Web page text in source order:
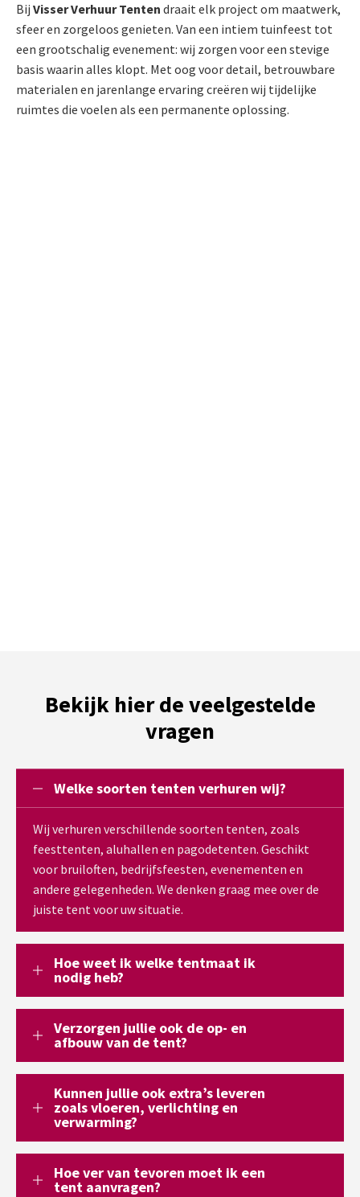
Bij Visser Verhuur Tenten draait elk project om maatwerk,
sfeer en zorgeloos genieten. Van een intiem tuinfeest tot
een grootschalig evenement: wij zorgen voor een stevige
basis waarin alles klopt. Met oog voor detail, betrouwbare
materialen en jarenlange ervaring creëren wij tijdelijke
ruimtes die voelen als een permanente oplossing.
Bekijk hier de veelgestelde
vragen
Welke soorten tenten verhuren wij?
Wij verhuren verschillende soorten tenten, zoals
feesttenten, aluhallen en pagodetenten. Geschikt
voor bruiloften, bedrijfsfeesten, evenementen en
andere gelegenheden. We denken graag mee over de
juiste tent voor uw situatie.
Hoe weet ik welke tentmaat ik
nodig heb?
Verzorgen jullie ook de op- en
afbouw van de tent?
Kunnen jullie ook extra’s leveren
zoals vloeren, verlichting en
verwarming?
Hoe ver van tevoren moet ik een
tent aanvragen?